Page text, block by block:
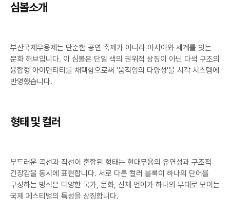
심볼소개
부산국제무용제는 단순한 공연 축제가 아니라 아시아와 세계를 잇는
문화 허브입니다. 이 심볼은 단일 색의 권위적 상징이 아닌 다색 구조의
융합형 아이덴티티를 채택함으로써 '움직임의 다양성'을 시각 시스템에
반영했습니다.
형태 및 컬러
부드러운 곡선과 직선이 혼합된 형태는 현대무용의 유연성과 구조적
긴장감을 동시에 표현합니다. 서로 다른 컬러 블록이 하나의 단어를
구성하는 방식은 다양한 국가, 문화, 신체 언어가 하나의 무대로 모이는
국제 페스티벌의 특성을 상징합니다.